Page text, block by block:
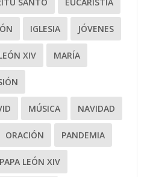
IGLESIA JÓVENES
XIV MARÍA
MÚSICA NAVIDAD
ORACIÓN PANDEMIA
PAPA LEÓN XIV